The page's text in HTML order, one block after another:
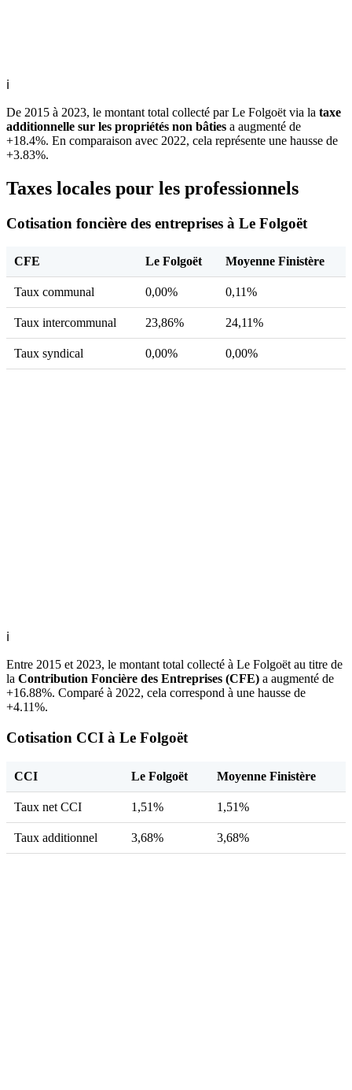
ℹ
De 2015 à 2023, le montant total collecté par Le Folgoët via la taxe
additionnelle sur les propriétés non bâties a augmenté de
+18.4%. En comparaison avec 2022, cela représente une hausse de
+3.83%.
Taxes locales pour les professionnels
Cotisation foncière des entreprises à Le Folgoët
CFE Le Folgoët Moyenne Finistère
Taux communal 0,00% 0,11%
Taux intercommunal 23,86% 24,11%
Taux syndical 0,00% 0,00%
ℹ
Entre 2015 et 2023, le montant total collecté à Le Folgoët au titre de
la Contribution Foncière des Entreprises (CFE) a augmenté de
+16.88%. Comparé à 2022, cela correspond à une hausse de
+4.11%.
Cotisation CCI à Le Folgoët
CCI Le Folgoët Moyenne Finistère
Taux net CCI 1,51% 1,51%
Taux additionnel 3,68% 3,68%